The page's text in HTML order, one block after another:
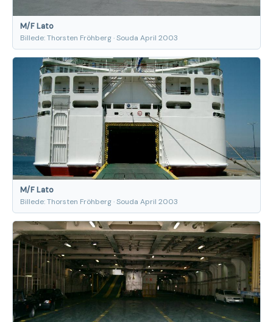
M/F Lato
Billede: Thorsten Fröhberg · Souda April 2003
M/F Lato
Billede: Thorsten Fröhberg · Souda April 2003